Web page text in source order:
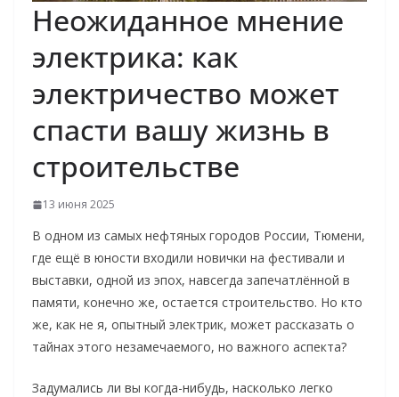
Неожиданное мнение
электрика: как
электричество может
спасти вашу жизнь в
строительстве
13 июня 2025
В одном из самых нефтяных городов России, Тюмени,
где ещё в юности входили новички на фестивали и
выставки, одной из эпох, навсегда запечатлённой в
памяти, конечно же, остается строительство. Но кто
же, как не я, опытный электрик, может рассказать о
тайнах этого незамечаемого, но важного аспекта?
Задумались ли вы когда-нибудь, насколько легко